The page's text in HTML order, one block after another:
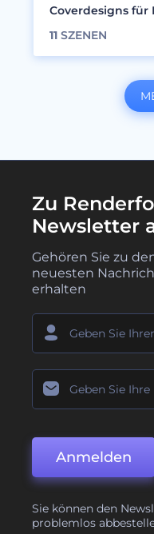
Coverdesigns für
11 SZENEN
Zu
Newsletter
Gehören Sie zu
neuesten
erhalten
Anmelden
Sie können den
problemlos